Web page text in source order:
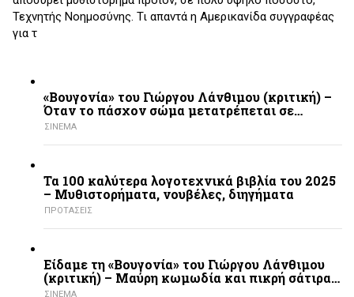
Τεχνητής Νοημοσύνης. Τι απαντά η Αμερικανίδα συγγραφέας
για τ
«Βουγονία» του Γιώργου Λάνθιμου (κριτική) –
Όταν το πάσχον σώμα μετατρέπεται σε…
ΣΙΝΕΜΑ
Τα 100 καλύτερα λογοτεχνικά βιβλία του 2025
– Mυθιστορήματα, νουβέλες, διηγήματα
ΠΡΟΤΑΣΕΙΣ
Είδαμε τη «Βουγονία» του Γιώργου Λάνθιμου
(κριτική) – Μαύρη κωμωδία και πικρή σάτιρα…
ΣΙΝΕΜΑ